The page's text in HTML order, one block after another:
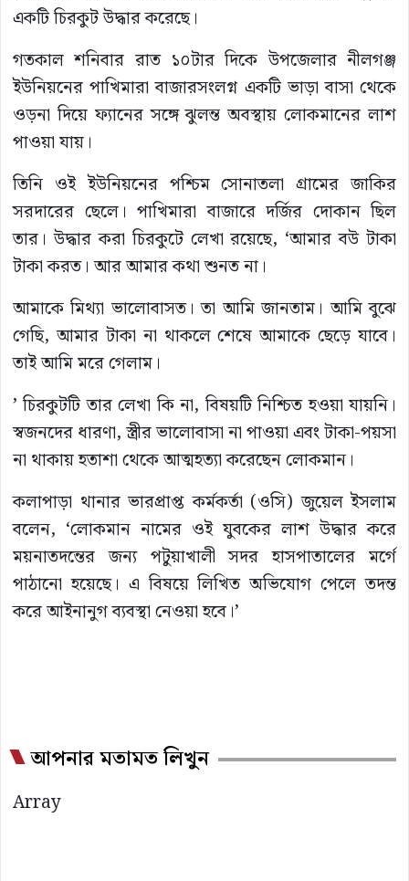
একটি চিরকুট উদ্ধার করেছে।
গতকাল শনিবার রাত ১০টার দিকে উপজেলার নীলগঞ্জ
ইউনিয়নের পাখিমারা বাজারসংলগ্ন একটি ভাড়া বাসা থেকে
ওড়না দিয়ে ফ্যানের সঙ্গে ঝুলন্ত অবস্থায় লোকমানের লাশ
পাওয়া যায়।
তিনি ওই ইউনিয়নের পশ্চিম সোনাতলা গ্রামের জাকির
সরদারের ছেলে। পাখিমারা বাজারে দর্জির দোকান ছিল
তার। উদ্ধার করা চিরকুটে লেখা রয়েছে, ‘আমার বউ টাকা
টাকা করত। আর আমার কথা শুনত না।
আমাকে মিথ্যা ভালোবাসত। তা আমি জানতাম। আমি বুঝে
গেছি, আমার টাকা না থাকলে শেষে আমাকে ছেড়ে যাবে।
তাই আমি মরে গেলাম।
’ চিরকুটটি তার লেখা কি না, বিষয়টি নিশ্চিত হওয়া যায়নি।
স্বজনদের ধারণা, স্ত্রীর ভালোবাসা না পাওয়া এবং টাকা-পয়সা
না থাকায় হতাশা থেকে আত্মহত্যা করেছেন লোকমান।
কলাপাড়া থানার ভারপ্রাপ্ত কর্মকর্তা (ওসি) জুয়েল ইসলাম
বলেন, ‘লোকমান নামের ওই যুবকের লাশ উদ্ধার করে
ময়নাতদন্তের জন্য পটুয়াখালী সদর হাসপাতালের মর্গে
পাঠানো হয়েছে। এ বিষয়ে লিখিত অভিযোগ পেলে তদন্ত
করে আইনানুগ ব্যবস্থা নেওয়া হবে।’
আপনার মতামত লিখুন
Array